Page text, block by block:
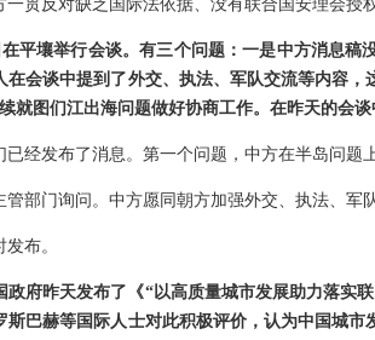
贯反对缺乏国际法依据、没有联合国安理会授
平壤举行会谈。有三个问题：一是中方消息
会谈中提到了外交、执法、军队交流等内容
就图们江出海问题做好协商工作。在昨天的会
经发布了消息。第一个问题，中方在半岛问题
部门询问。中方愿同朝方加强外交、执法、军
布。
府昨天发布了《“以高质量城市发展助力落实
斯巴赫等国际人士对此积极评价，认为中国城